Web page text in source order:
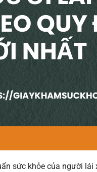
sức khỏe của người